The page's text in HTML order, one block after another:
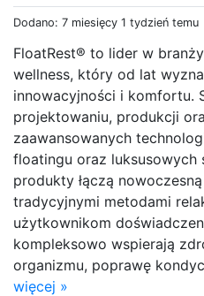
Dodano: 7 miesięcy 1 tydzień temu
FloatRest® to lider w
wellness, który od lat
innowacyjności i komfortu.
projektowaniu, produkcji
zaawansowanych
floatingu oraz luksusowych
produkty łączą
tradycyjnymi metodami
użytkownikom
kompleksowo wspierają
organizmu, poprawę
więcej »